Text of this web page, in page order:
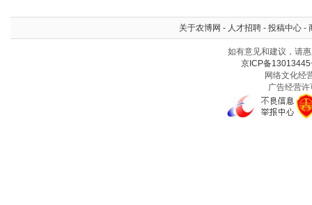
关于农博网 - 人才招聘 - 投稿中心 -
如有意见和建议，请
京ICP备13013445
网络文化经
广告经营